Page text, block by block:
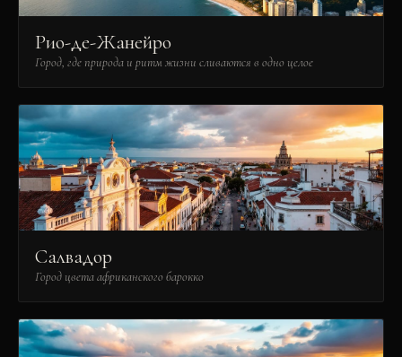
Рио-де-Жанейро
Город, где природа и ритм жизни сливаются в одно целое
Салвадор
Город цвета африканского барокко